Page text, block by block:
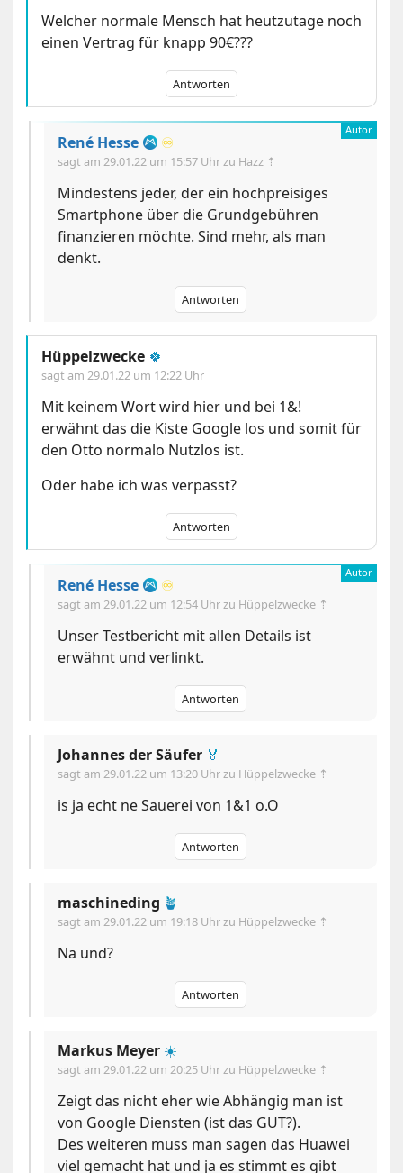
Welcher normale Mensch hat heutzutage noch
einen Vertrag für knapp 90€???
Antworten
René Hesse ♾️
sagt am 29.01.22 um 15:57 Uhr zu Hazz ⇡
Mindestens jeder, der ein hochpreisiges
Smartphone über die Grundgebühren
finanzieren möchte. Sind mehr, als man
denkt.
Antworten
Hüppelzwecke 🍀
sagt am 29.01.22 um 12:22 Uhr
Mit keinem Wort wird hier und bei 1&!
erwähnt das die Kiste Google los und somit für
den Otto normalo Nutzlos ist.
Oder habe ich was verpasst?
Antworten
René Hesse ♾️
sagt am 29.01.22 um 12:54 Uhr zu Hüppelzwecke ⇡
Unser Testbericht mit allen Details ist
erwähnt und verlinkt.
Antworten
Johannes der Säufer 🏅
sagt am 29.01.22 um 13:20 Uhr zu Hüppelzwecke ⇡
is ja echt ne Sauerei von 1&1 o.O
Antworten
maschineding 🪴
sagt am 29.01.22 um 19:18 Uhr zu Hüppelzwecke ⇡
Na und?
Antworten
Markus Meyer ☀️
sagt am 29.01.22 um 20:25 Uhr zu Hüppelzwecke ⇡
Zeigt das nicht eher wie Abhängig man ist
von Google Diensten (ist das GUT?).
Des weiteren muss man sagen das Huawei
viel gemacht hat und ja es stimmt es gibt